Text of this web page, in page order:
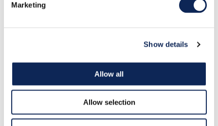
Marketing
Show details
Allow all
Allow selection